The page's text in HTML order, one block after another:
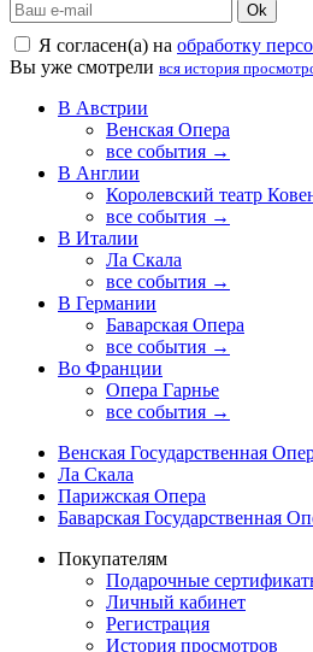
Ok
Я согласен(а) на обработку
Вы уже смотрели вся история
В Австрии
Венская Опера
все события →
В Англии
Королевский театр
все события →
В Италии
Ла Скала
все события →
В Германии
Баварская Опера
все события →
Во Франции
Опера Гарнье
все события →
Венская Государственная
Ла Скала
Парижская Опера
Баварская Государственная
Покупателям
Подарочные
Личный кабинет
Регистрация
История просмотров